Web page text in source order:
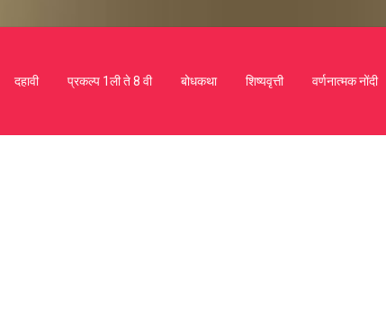
दहावी प्रकल्प 1ली ते 8 वी बोधकथा शिष्यवृत्ती वर्णनात्मक नोंदी